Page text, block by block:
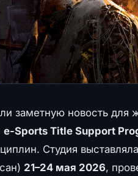
заметную новость
e-Sports Title Support
Студия
21–24 мая 2026,